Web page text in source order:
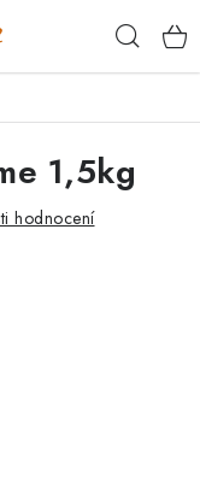
1,5kg
hodnocení